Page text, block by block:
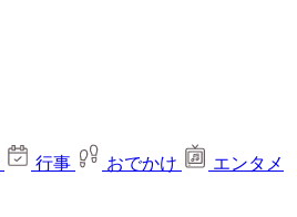
行事 おでかけ
エンタメ